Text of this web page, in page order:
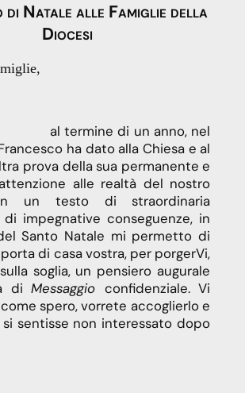
di Natale alle Famiglie della
Diocesi
di un anno, nel
ha dato alla Chiesa e al
prova della sua permanente e
alle realtà del nostro
un testo di straordinaria
impegnative conseguenze, in
Santo Natale mi permetto di
di casa vostra, per porgerVi,
soglia, un pensiero augurale
diMessaggio confidenziale. Vi
come spero, vorrete accoglierlo e
sentisse non interessato dopo